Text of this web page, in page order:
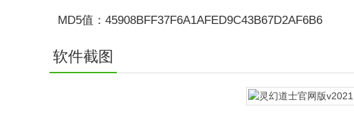
MD5值：45908BFF37F6A1AFED9C43B67D2AF6B6
软件截图